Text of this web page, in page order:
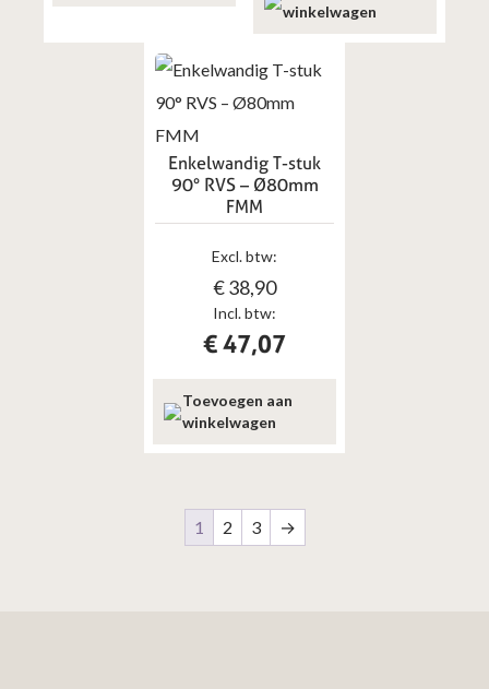
winkelwagen
Enkelwandig T-stuk
90° RVS – Ø80mm
FMM
Incl. btw:
€47,07
Excl. btw:
€38,90
Toevoegen aan
winkelwagen
1 2 3 →